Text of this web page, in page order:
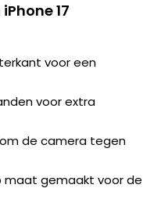
17
voor een
voor extra
de camera tegen
maat gemaakt voor de